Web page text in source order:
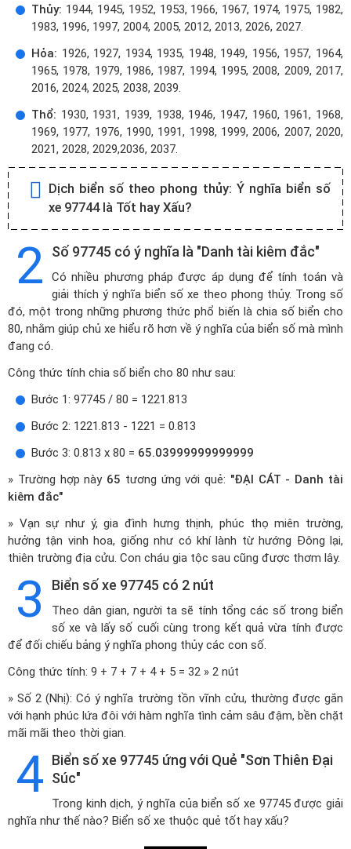
Thủy: 1944, 1945, 1952, 1953, 1966, 1967, 1974, 1975, 1982,
1983, 1996, 1997, 2004, 2005, 2012, 2013, 2026, 2027.
Hỏa: 1926, 1927, 1934, 1935, 1948, 1949, 1956, 1957, 1964,
1965, 1978, 1979, 1986, 1987, 1994, 1995, 2008, 2009, 2017,
2016, 2024, 2025, 2038, 2039.
Thổ: 1930, 1931, 1939, 1938, 1946, 1947, 1960, 1961, 1968,
1969, 1977, 1976, 1990, 1991, 1998, 1999, 2006, 2007, 2020,
2021, 2028, 2029,2036, 2037.
Dịch biển số theo phong thủy: Ý nghĩa biển số
xe 97744 là Tốt hay Xấu?
2 Số 97745 có ý nghĩa là "Danh tài kiêm đắc"
Có nhiều phương pháp được áp dụng để tính toán và
giải thích ý nghĩa biển số xe theo phong thủy. Trong số
đó, một trong những phương thức phổ biến là chia số biển cho
80, nhằm giúp chủ xe hiểu rõ hơn về ý nghĩa của biển số mà mình
đang có.
Công thức tính chia số biển cho 80 như sau:
Bước 1: 97745 / 80 = 1221.813
Bước 2: 1221.813 - 1221 = 0.813
Bước 3: 0.813 x 80 = 65.03999999999999
» Trường hợp này 65 tương ứng với quẻ: "ĐẠI CÁT - Danh tài
kiêm đắc"
» Vạn sự như ý, gia đình hưng thịnh, phúc thọ miên trường,
hưởng tận vinh hoa, giống như có khí lành từ hướng Đông lại,
thiên trường địa cửu. Con cháu gia tộc sau cũng được thơm lây.
3 Biển số xe 97745 có 2 nút
Theo dân gian, người ta sẽ tính tổng các số trong biển
số xe và lấy số cuối cùng trong kết quả vừa tính được
để đối chiếu bảng ý nghĩa phong thủy các con số.
Công thức tính: 9 + 7 + 7 + 4 + 5 = 32 » 2 nút
» Số 2 (Nhị): Có ý nghĩa trường tồn vĩnh cửu, thường được gắn
với hạnh phúc lứa đôi với hàm nghĩa tình cảm sâu đậm, bền chặt
mãi mãi theo thời gian.
4 Biển số xe 97745 ứng với Quẻ "Sơn Thiên Đại
Súc"
Trong kinh dịch, ý nghĩa của biển số xe 97745 được giải
nghĩa như thế nào? Biển số xe thuộc quẻ tốt hay xấu?